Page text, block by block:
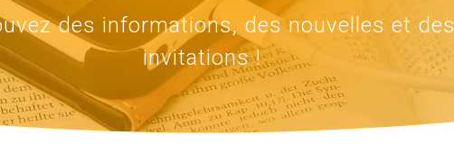
des informations, des nouvelles et des
invitations !